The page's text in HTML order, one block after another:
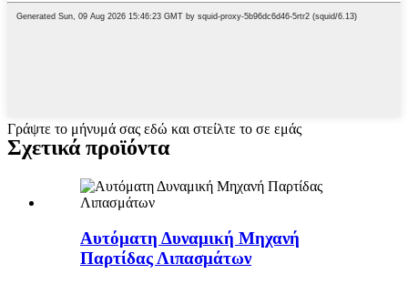
Γράψτε το μήνυμά σας εδώ και στείλτε το σε εμάς
Σχετικά προϊόντα
Αυτόματη Δυναμική Μηχανή
Παρτίδας Λιπασμάτων